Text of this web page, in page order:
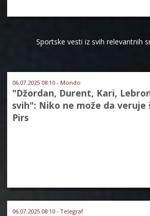
Sportske vesti iz svih relevantnih
06.07.2025 08:10 - Mondo
"Džordan, Durent, Kari,
svih": Niko ne može da veruje
Pirs
06.07.2025 08:10 - Telegraf